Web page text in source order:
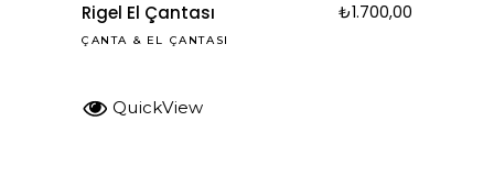
Rigel El Çantası ₺1.700,00
ÇANTA & EL ÇANTASI
QuickView